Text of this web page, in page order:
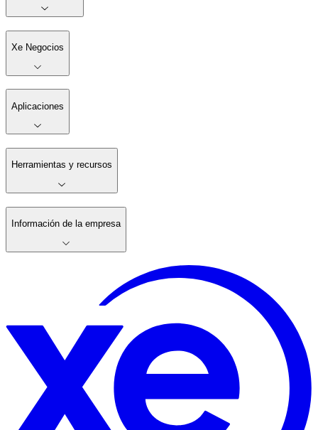
Xe Negocios
Aplicaciones
Herramientas y recursos
Información de la empresa